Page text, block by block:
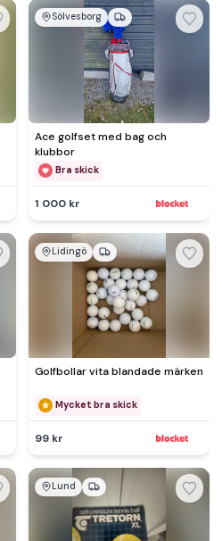
Sölvesborg
Ace golfset med bag och
klubbor
Bra skick
1 000 kr
Lidingö
Golfbollar vita blandade märken
Mycket bra skick
99 kr
Lund